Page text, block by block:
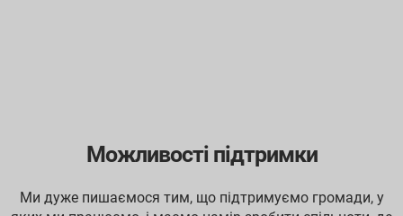
Можливості підтримки
Ми дуже пишаємося тим, що підтримуємо громади, у